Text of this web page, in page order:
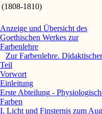
(1808-1810)
Anzeige und Übersicht des
Goethischen Werkes zur
Farbenlehre
Zur Farbenlehre. Didaktischer
Teil
Vorwort
Einleitung
Erste Abteilung -
Farben
I. Licht und Finsternis zum